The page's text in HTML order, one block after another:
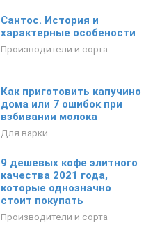
Сантос. История и
характерные особености
Производители и сорта
Как приготовить капучино
дома или 7 ошибок при
взбивании молока
Для варки
9 дешевых кофе элитного
качества 2021 года,
которые однозначно
стоит покупать
Производители и сорта